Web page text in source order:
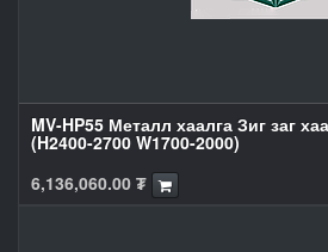
MV-HP55 Металл хаалга Зиг заг
(H2400-2700 W1700-2000)
6,136,060.00 ₮